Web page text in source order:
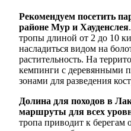
Рекомендуем посетить
районе Мур и Хауденслея
тропы длиной от 2 до 10
насладиться видом на
растительность. На
кемпинги с деревянными
зонами для разведения
Долина для походов в
маршруты для всех
тропа приводит к берегам